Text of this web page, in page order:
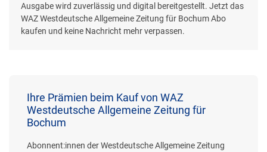
Ausgabe wird zuverlässig und digital bereitgestellt. Jetzt das
WAZ Westdeutsche Allgemeine Zeitung für Bochum Abo
kaufen und keine Nachricht mehr verpassen.
Ihre Prämien beim Kauf von WAZ
Westdeutsche Allgemeine Zeitung für
Bochum
Abonnent:innen der Westdeutsche Allgemeine Zeitung